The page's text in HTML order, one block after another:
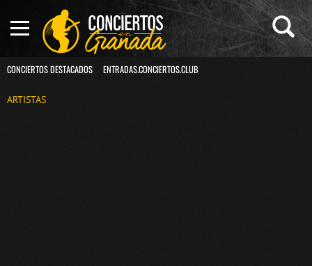
CONCIERTOS DESTACADOS ENTRADAS.CONCIERTOS.CLUB
ARTISTAS